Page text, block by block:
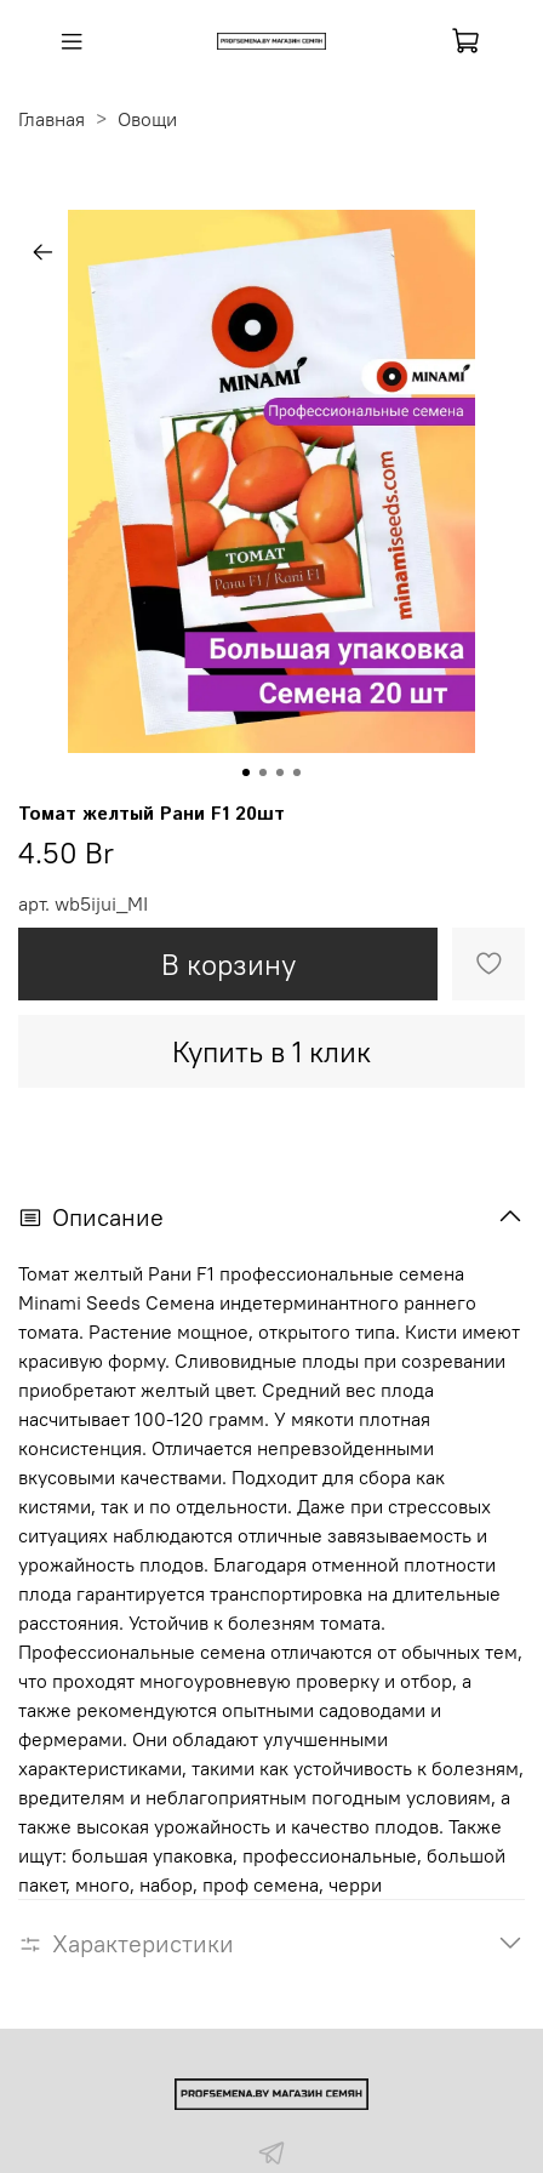
Главная Овощи
арт. wb5ijui_MI
Томат желтый Рани F1 20шт
4.50 Br
В корзину
Купить в 1 клик
Описание
Томат желтый Рани F1 профессиональные семена
Minami Seeds Cемена индетерминантного раннего
томата. Растение мощное, открытого типа. Кисти имеют
красивую форму. Сливовидные плоды при созревании
приобретают желтый цвет. Средний вес плода
насчитывает 100-120 грамм. У мякоти плотная
консистенция. Отличается непревзойденными
вкусовыми качествами. Подходит для сбора как
кистями, так и по отдельности. Даже при стрессовых
ситуациях наблюдаются отличные завязываемость и
урожайность плодов. Благодаря отменной плотности
плода гарантируется транспортировка на длительные
расстояния. Устойчив к болезням томата.
Профессиональные семена отличаются от обычных тем,
что проходят многоуровневую проверку и отбор, а
также рекомендуются опытными садоводами и
фермерами. Они обладают улучшенными
характеристиками, такими как устойчивость к болезням,
вредителям и неблагоприятным погодным условиям, а
также высокая урожайность и качество плодов. Также
ищут: большая упаковка, профессиональные, большой
пакет, много, набор, проф семена, черри
Характеристики